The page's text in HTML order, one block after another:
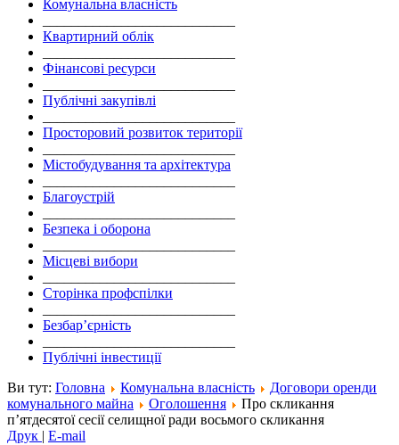
Комунальна власність
Квартирний облік
Фінансові ресурси
Публічні закупівлі
Просторовий розвиток території
Містобудування та архітектура
Благоустрій
Безпека і оборона
Місцеві вибори
Сторінка профспілки
Безбар’єрність
Публічні інвестиції
Ви тут: Головна Комунальна власність
Договори оренди
комунального майна
Оголошення
Про скликання
п’ятдесятої сесії селищної ради восьмого скликання
Друк | E-mail